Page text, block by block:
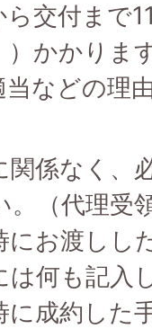
交付まで
かかります
当などの理
関係なく、
。（代理受
にお渡しし
は何も記入
に成約した